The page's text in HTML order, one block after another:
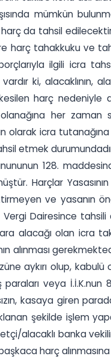
mümkün
da tahsil
harç tahakkuku ve
ilgili icra
ki, alacaklının,
harç nedeniyle
her
icra
etmek
128.
Harçlar
ve yasanın
Dairesince
alacağı olan icra
alınması
aykırı olup,
paraları veya
kasaya giren
şekilde işlem
alacaklı banka
başkaca harç